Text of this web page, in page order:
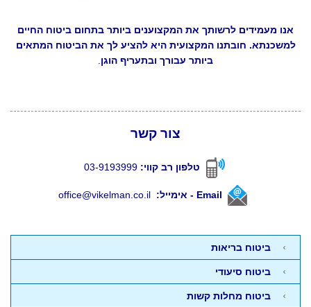
אנו מעמידים לרשותך את המקצוענים ביותר בתחום ביטוח החיים
חובתנו המקצועית היא להציע לך את הביטוח המתאים
ביותר עבורך ובתעריף הוגן .
צור קשר
טלפון רב קווי: 03-9193999
Email - אימייל:office@vikelman.co.il
ביטוח בריאות
ביטוח סיעודי
ביטוח מחלות קשות